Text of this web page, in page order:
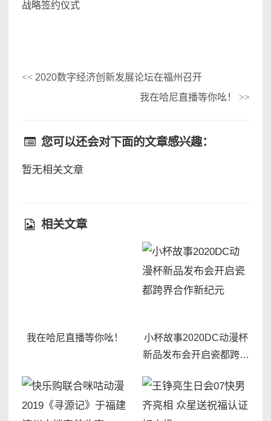
战略签约仪式
<<2020数字经济创新发展论坛在福州召开
我在哈尼直播等你吆！ >>
您可以还会对下面的文章感兴趣：
暂无相关文章
相关文章
我在哈尼直播等你吆！
小杯故事2020DC动漫杯
新品发布会开启瓷都跨界